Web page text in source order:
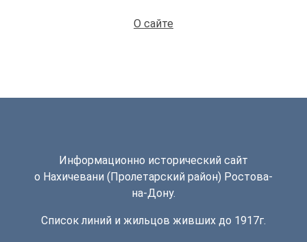
О сайте
Информационно исторический сайт
о Нахичевани (Пролетарский район) Ростова-
на-Дону.
Список линий и жильцов живших до 1917г.